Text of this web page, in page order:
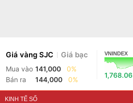
Giá vàng SJC Giá bạc
Mua vào 141,000
0%
Bán ra
144,000 0%
VNINDEX
1,768.06
KINH TẾ SỐ